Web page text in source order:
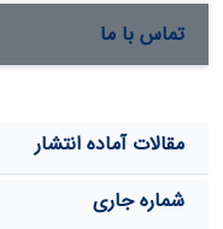
تماس با ما
مقالات آماده انتشار
شماره جاری